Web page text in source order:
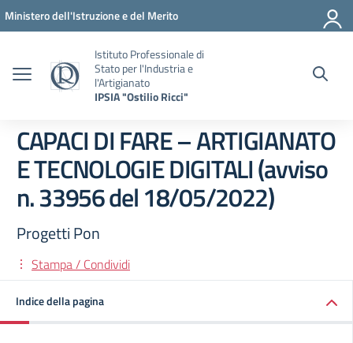
Vai ai contenuti
Vai al menu di navigazione
Vai al footer
Ministero dell'Istruzione e del Merito
Istituto Professionale di
Stato per l'Industria e
l'Artigianato
IPSIA "Ostilio Ricci"
CAPACI DI FARE – ARTIGIANATO
E TECNOLOGIE DIGITALI (avviso
n. 33956 del 18/05/2022)
Progetti Pon
Stampa / Condividi
Indice della pagina